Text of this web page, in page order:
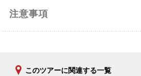
注意事項
このツアーに関連する一覧